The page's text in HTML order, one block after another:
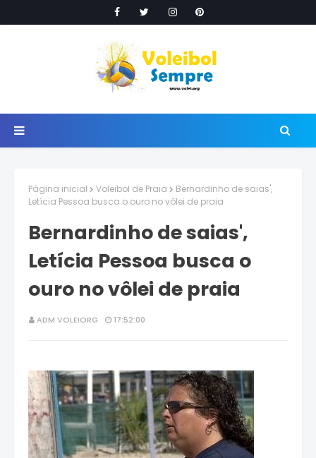
Página inicial Voleibol de Praia
Bernardinho de saias',
Letícia Pessoa busca o ouro no vôlei de praia
Bernardinho de saias',
Letícia Pessoa busca o
ouro no vôlei de praia
ADM VOLEIORG 17:52:00